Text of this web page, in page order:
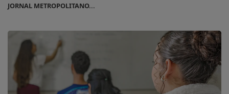
JORNAL METROPOLITANO...